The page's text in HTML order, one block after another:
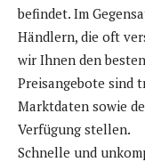
befindet. Im
Händlern, die oft
wir Ihnen den
Preisangebote sind
Marktdaten sowie
Verfügung stellen.
Schnelle und